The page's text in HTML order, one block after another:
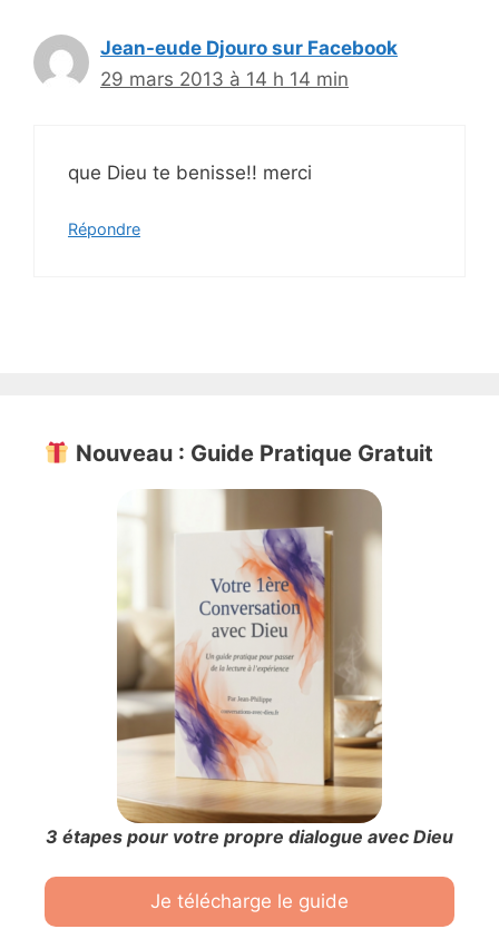
Jean-eude Djouro sur Facebook
29 mars 2013 à 14 h 14 min
que Dieu te benisse!! merci
Répondre
Nouveau : Guide Pratique Gratuit
3 étapes pour votre propre dialogue avec Dieu
Je télécharge le guide